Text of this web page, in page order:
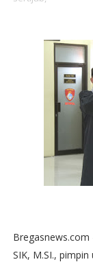
Bregasnews.com
SIK, M.SI.,